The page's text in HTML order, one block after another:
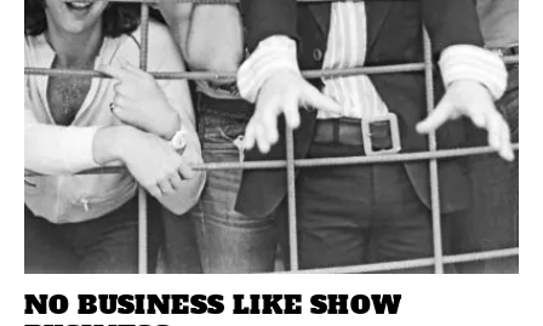
NO BUSINESS LIKE SHOW